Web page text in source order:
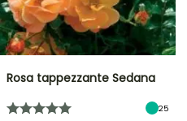
Rosa tappezzante Sedana
25